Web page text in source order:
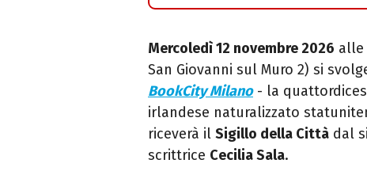
Mercoledì 12 novembre 2026 alle
San Giovanni sul Muro 2) si
BookCity Milano- la
irlandese naturalizzato
riceverà il Sigillo della Città dal
scrittrice Cecilia Sala.